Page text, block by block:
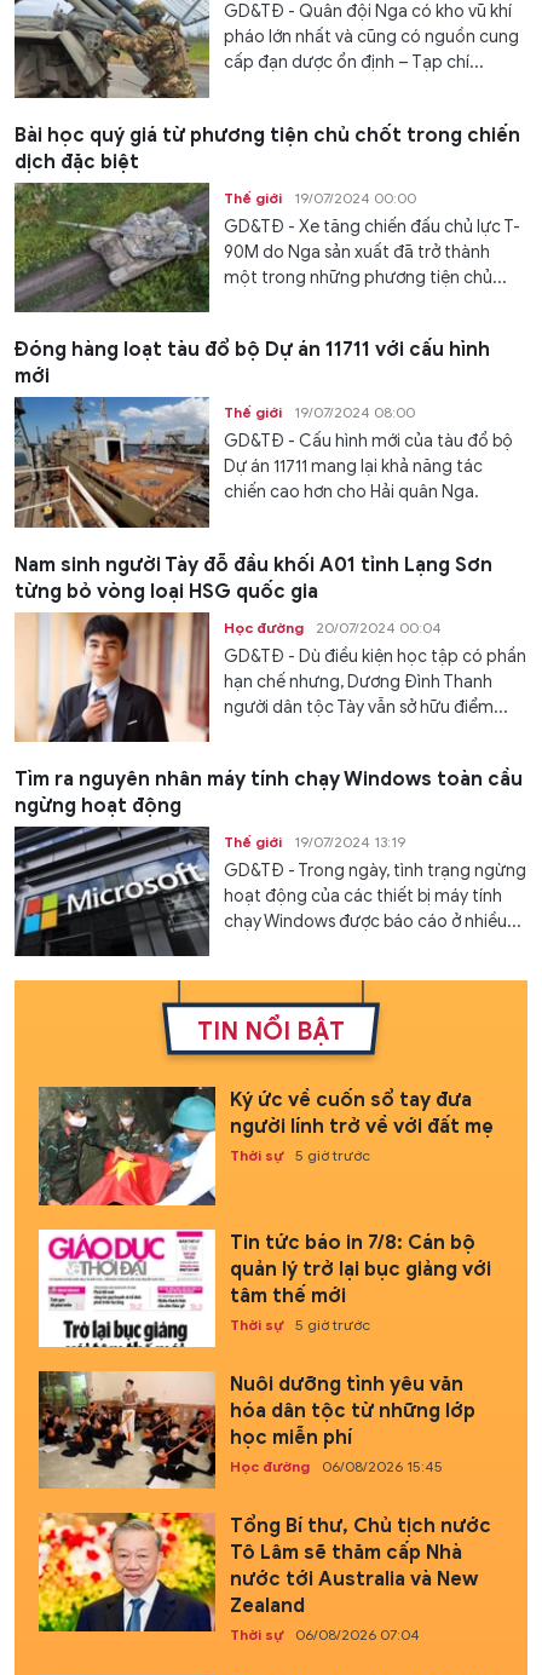
GD&TĐ - Quân đội Nga có kho vũ khí
pháo lớn nhất và cũng có nguồn cung
cấp đạn dược ổn định – Tạp chí...
Bài học quý giá từ phương tiện chủ chốt trong chiến
dịch đặc biệt
Thế giới 19/07/2024 00:00
GD&TĐ - Xe tăng chiến đấu chủ lực T-
90M do Nga sản xuất đã trở thành
một trong những phương tiện chủ...
Đóng hàng loạt tàu đổ bộ Dự án 11711 với cấu hình
mới
Thế giới 19/07/2024 08:00
GD&TĐ - Cấu hình mới của tàu đổ bộ
Dự án 11711 mang lại khả năng tác
chiến cao hơn cho Hải quân Nga.
Nam sinh người Tày đỗ đầu khối A01 tỉnh Lạng Sơn
từng bỏ vòng loại HSG quốc gia
Học đường 20/07/2024 00:04
GD&TĐ - Dù điều kiện học tập có phần
hạn chế nhưng, Dương Đình Thanh
người dân tộc Tày vẫn sở hữu điểm...
Tìm ra nguyên nhân máy tính chạy Windows toàn cầu
ngừng hoạt động
Thế giới 19/07/2024 13:19
GD&TĐ - Trong ngày, tình trạng ngừng
hoạt động của các thiết bị máy tính
chạy Windows được báo cáo ở nhiều...
TIN NỔI BẬT
Ký ức về cuốn sổ tay đưa
người lính trở về với đất mẹ
Thời sự 5 giờ trước
Tin tức báo in 7/8: Cán bộ
quản lý trở lại bục giảng với
tâm thế mới
Thời sự 5 giờ trước
Nuôi dưỡng tình yêu văn
hóa dân tộc từ những lớp
học miễn phí
Học đường 06/08/2026 15:45
Tổng Bí thư, Chủ tịch nước
Tô Lâm sẽ thăm cấp Nhà
nước tới Australia và New
Zealand
Thời sự 06/08/2026 07:04